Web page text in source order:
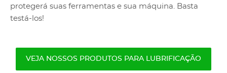
protegerá suas ferramentas e sua máquina. Basta
testá-los!
VEJA NOSSOS PRODUTOS PARA LUBRIFICAÇÃO